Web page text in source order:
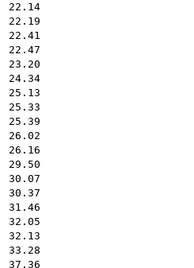
22.14
22.19
22.41
22.47
23.20
24.34
25.13
25.33
25.39
26.02
26.16
29.50
30.07
30.37
31.46
32.05
32.13
33.28
37.36